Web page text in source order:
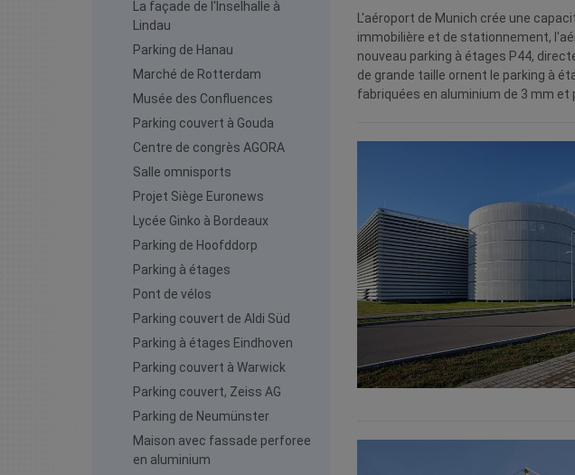
La façade de l'Inselhalle à
Lindau
Parking de Hanau
Marché de Rotterdam
Musée des Confluences
Parking couvert à Gouda
Centre de congrès AGORA
Salle omnisports
Projet Siège Euronews
Lycée Ginko à Bordeaux
Parking de Hoofddorp
Parking à étages
Pont de vélos
Parking couvert de Aldi Süd
Parking à étages Eindhoven
Parking couvert à Warwick
Parking couvert, Zeiss AG
Parking de Neumünster
Maison avec fassade perforee
en aluminium
L'aéroport de Munich crée une
immobilière et de stationnement,
nouveau parking à étages P44,
de grande taille ornent le parking à
fabriquées en aluminium de 3 mm